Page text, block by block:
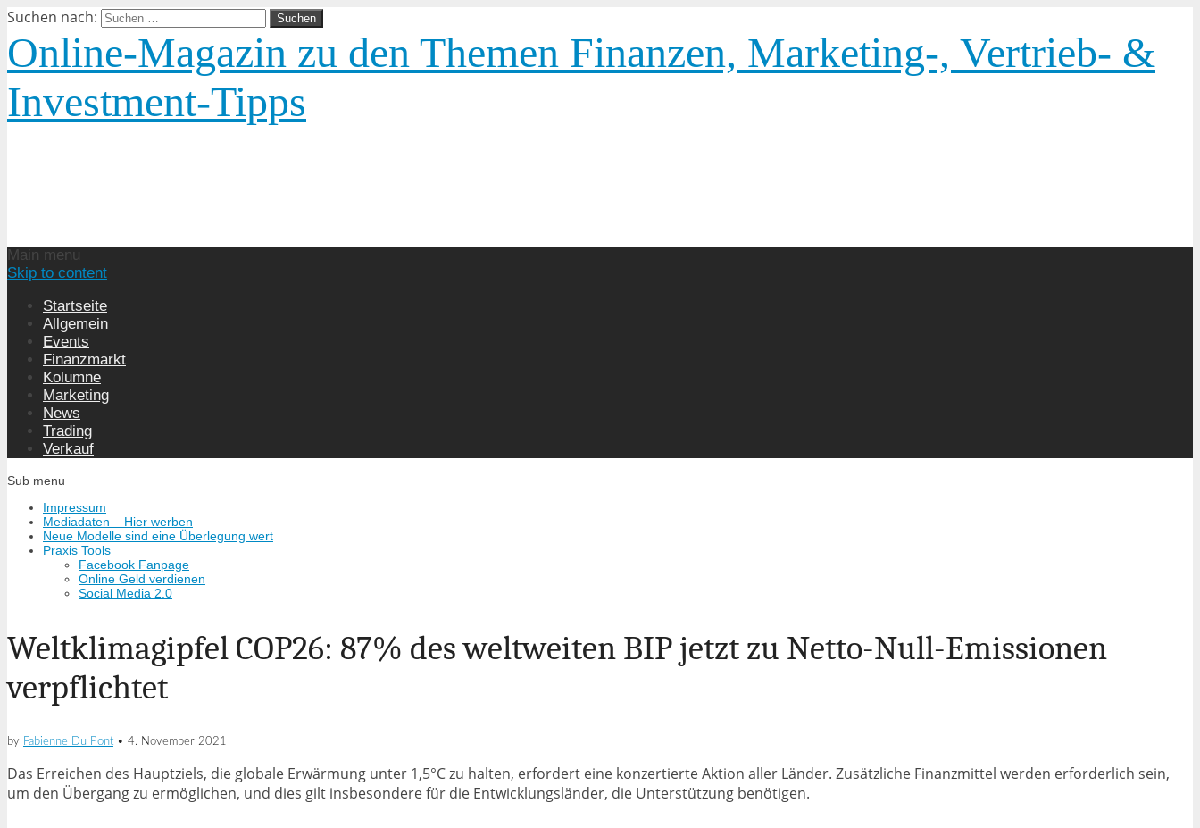
Suchen nach:
Online-Magazin zu den Themen Finanzen, Marketing-, Vertrieb- &
Investment-Tipps
Main menu
Skip to content
Startseite
Allgemein
Events
Finanzmarkt
Kolumne
Marketing
News
Trading
Verkauf
Sub menu
Impressum
Mediadaten – Hier werben
Neue Modelle sind eine Überlegung wert
Praxis Tools
Facebook Fanpage
Online Geld verdienen
Social Media 2.0
Weltklimagipfel COP26: 87% des weltweiten BIP jetzt zu Netto-Null-Emissionen
verpflichtet
by Fabienne Du Pont • 4. November 2021
Das Erreichen des Hauptziels, die globale Erwärmung unter 1,5°C zu halten, erfordert eine konzertierte Aktion aller Länder. Zusätzliche Finanzmittel werden erforderlich sein,
um den Übergang zu ermöglichen, und dies gilt insbesondere für die Entwicklungsländer, die Unterstützung benötigen.